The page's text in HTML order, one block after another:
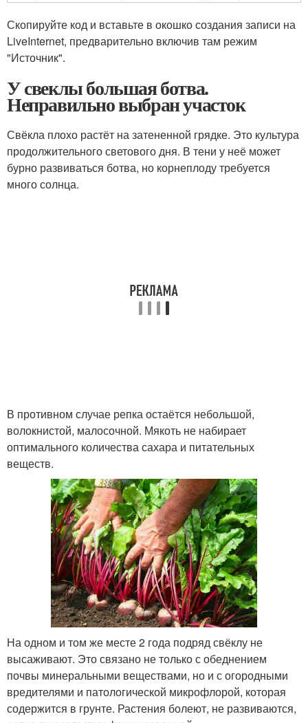
Скопируйте код и вставьте в окошко создания записи на
LiveInternet, предварительно включив там режим
"Источник".
У свеклы большая ботва.
Неправильно выбран участок
Свёкла плохо растёт на затененной грядке. Это культура
продолжительного светового дня. В тени у неё может
бурно развиваться ботва, но корнеплоду требуется
много солнца.
В противном случае репка остаётся небольшой,
волокнистой, малосочной. Мякоть не набирает
оптимального количества сахара и питательных
веществ.
На одном и том же месте 2 года подряд свёклу не
высаживают. Это связано не только с обеднением
почвы минеральными веществами, но и с огородными
вредителями и патологической микрофлорой, которая
содержится в грунте. Растения болеют, не развиваются,